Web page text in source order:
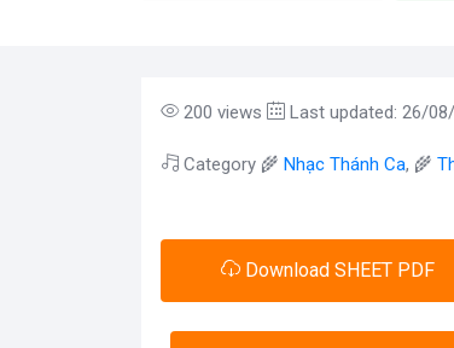
200 views Last updated: 26/
Category 🌾 Nhạc Thánh Ca, 🌾
Download SHEET PDF